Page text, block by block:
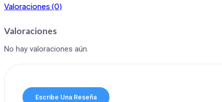
Valoraciones (0)
Valoraciones
No hay valoraciones aún.
Escribe Una Reseña